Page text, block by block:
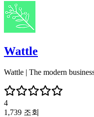
Wattle
Wattle | The modern
4
1,739 조회